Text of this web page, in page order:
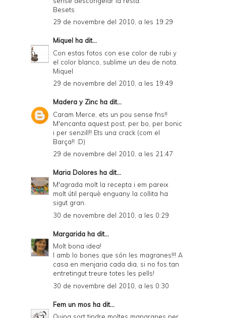
Besets
29 de novembre del 2010, a les 19:29
Miquel ha dit...
Con estas fotos con ese color de rubi y
el color blanco, sublime un deu de nota.
Miquel
29 de novembre del 2010, a les 19:49
Madera y Zinc ha dit...
Caram Merce, ets un pou sense fns!!
M'encanta aquest post, per bo, per bonic
i per senzill!! Ets una crack (com el
Barça!! :D)
29 de novembre del 2010, a les 21:47
Maria Dolores ha dit...
M'agrada molt la recepta i em pareix
molt útil perquè enguany la collita ha
sigut gran.
30 de novembre del 2010, a les 0:29
Margarida ha dit...
Molt bona idea!
I amb lo bones que són les magranes!!! A
casa en menjaria cada dia, si no fos tan
entretingut treure totes les pells!
30 de novembre del 2010, a les 0:30
Fem un mos ha dit...